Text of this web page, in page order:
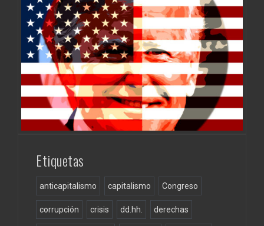
Etiquetas
anticapitalismo capitalismo Congreso
corrupción crisis dd.hh. derechas